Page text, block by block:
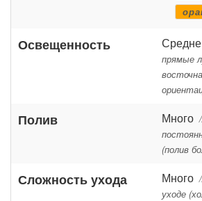
Освещенность Средне
прямые
Полив Много
(полив
Сложность ухода Много
уходе